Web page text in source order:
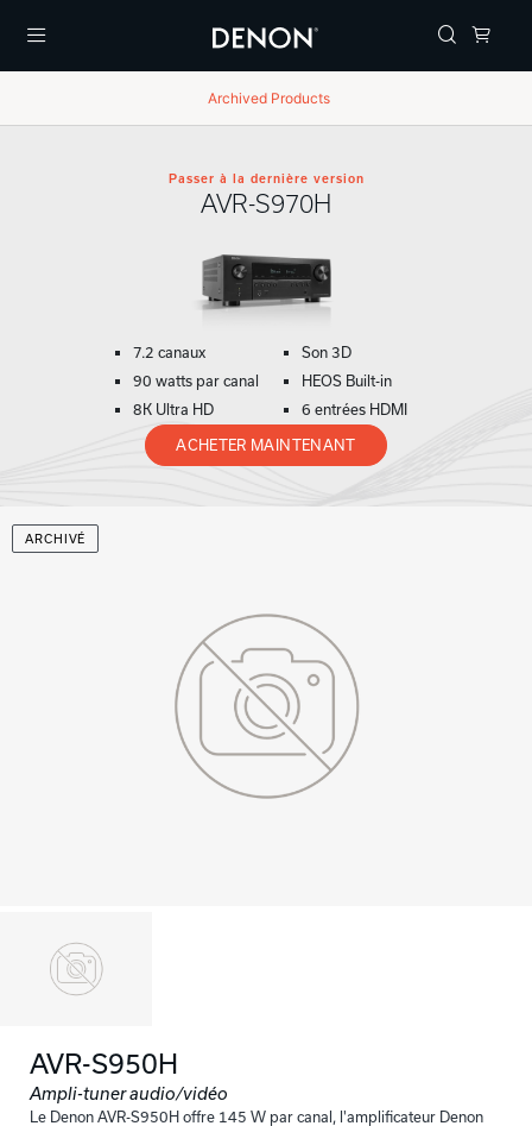
Archived Products
Passer à la dernière version
AVR-S970H
7.2 canaux
90 watts par canal
8K Ultra HD
Son 3D
HEOS Built-in
6 entrées HDMI
ACHETER MAINTENANT
ARCHIVÉ
AVR-S950H
Ampli-tuner audio/vidéo
Le Denon AVR-S950H offre 145 W par canal, l'amplificateur Denon